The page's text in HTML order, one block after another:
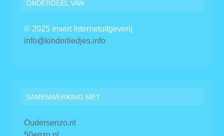
ONDERDEEL VAN
© 2025 Insert Internetuitgeverij
info@kinderliedjes.info
SAMENWERKING MET
Oudersenzo.nl